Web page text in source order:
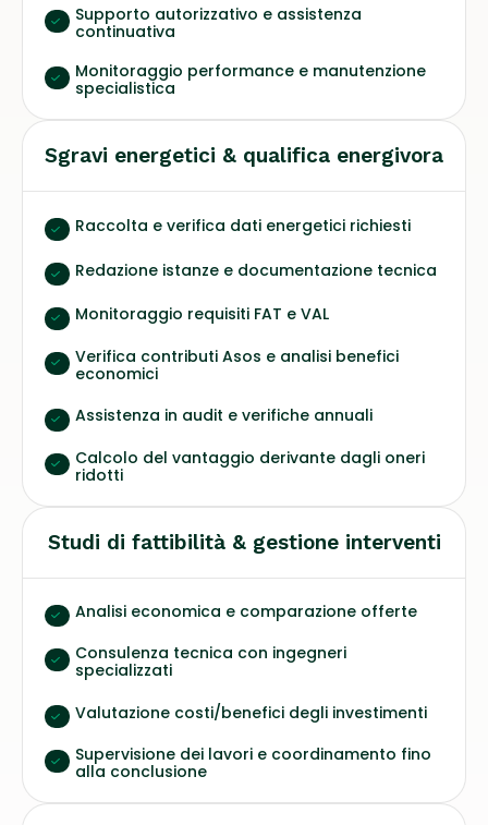
Supporto autorizzativo e assistenza
continuativa
Monitoraggio performance e manutenzione
specialistica
Sgravi energetici & qualifica energivora
Raccolta e verifica dati energetici richiesti
Redazione istanze e documentazione tecnica
Monitoraggio requisiti FAT e VAL
Verifica contributi Asos e analisi benefici
economici
Assistenza in audit e verifiche annuali
Calcolo del vantaggio derivante dagli oneri
ridotti
Studi di fattibilità & gestione interventi
Analisi economica e comparazione offerte
Consulenza tecnica con ingegneri
specializzati
Valutazione costi/benefici degli investimenti
Supervisione dei lavori e coordinamento fino
alla conclusione